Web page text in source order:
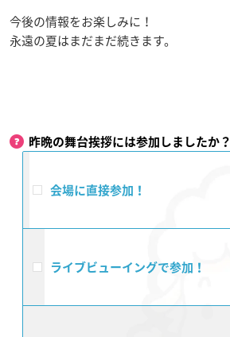
今後の情報をお楽しみに！
永遠の夏はまだまだ続きます。
昨晩の舞台挨拶には参加しましたか？
会場に直接参加！
ライブビューイングで参加！